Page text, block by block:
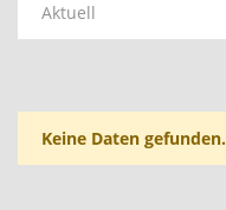
Aktuell
Keine Daten gefunden.